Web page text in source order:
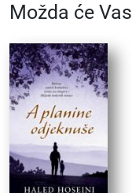
Možda će